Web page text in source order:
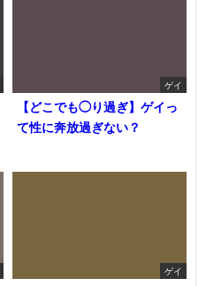
ゲイ
【どこでも◯り過ぎ】ゲイっ
て性に奔放過ぎない？
ゲイ